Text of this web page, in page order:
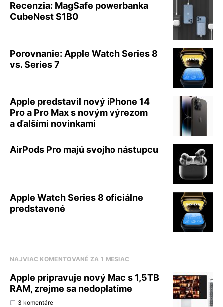
Recenzia: MagSafe powerbanka
CubeNest S1B0
Porovnanie: Apple Watch Series 8
vs. Series 7
Apple predstavil nový iPhone 14
Pro a Pro Max s novým výrezom
a ďalšími novinkami
AirPods Pro majú svojho nástupcu
Apple Watch Series 8 oficiálne
predstavené
NAJVIAC KOMENTOVANÉ ZA 1 MESIAC
Apple pripravuje nový Mac s 1,5TB
RAM, zrejme sa nedoplatíme
3 komentáre